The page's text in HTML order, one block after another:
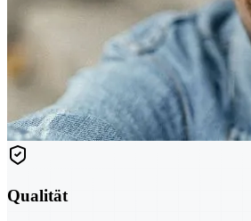
Qualität